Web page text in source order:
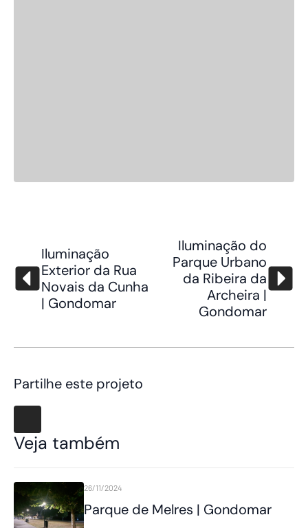
Iluminação
Exterior da Rua
Novais da Cunha
| Gondomar
Iluminação do
Parque Urbano
da Ribeira da
Archeira |
Gondomar
Partilhe este projeto
Veja também
Parque de Melres | Gondomar
26/11/2024